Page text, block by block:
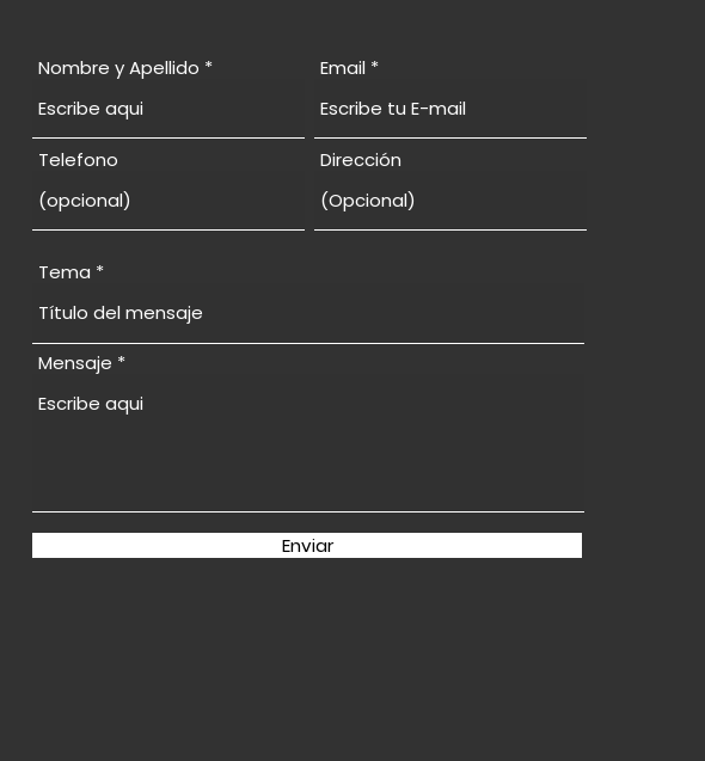
Nombre y Apellido Email
Telefono Dirección
Tema
Mensaje
Enviar